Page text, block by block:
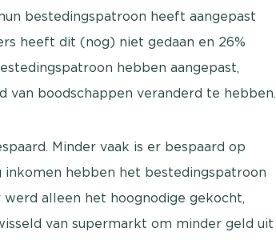
bestedingspatroon heeft aangepast
heeft dit (nog) niet gedaan en 26%
hebben aangepast,
boodschappen veranderd te hebben.
Minder vaak is er bespaard op
hebben het bestedingspatroon
alleen het hoognodige gekocht,
van supermarkt om minder geld uit